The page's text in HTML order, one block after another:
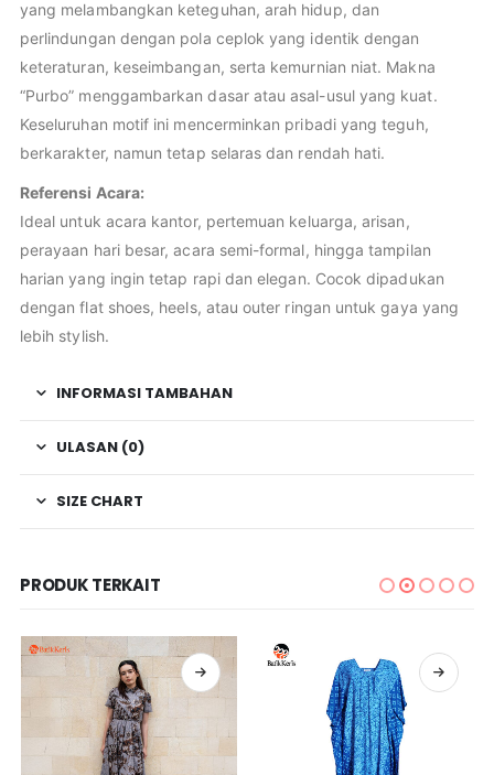
yang melambangkan keteguhan, arah hidup, dan
perlindungan dengan pola ceplok yang identik dengan
keteraturan, keseimbangan, serta kemurnian niat. Makna
“Purbo” menggambarkan dasar atau asal-usul yang kuat.
Keseluruhan motif ini mencerminkan pribadi yang teguh,
berkarakter, namun tetap selaras dan rendah hati.
Referensi Acara:
Ideal untuk acara kantor, pertemuan keluarga, arisan,
perayaan hari besar, acara semi-formal, hingga tampilan
harian yang ingin tetap rapi dan elegan. Cocok dipadukan
dengan flat shoes, heels, atau outer ringan untuk gaya yang
lebih stylish.
INFORMASI TAMBAHAN
ULASAN (0)
SIZE CHART
PRODUK TERKAIT